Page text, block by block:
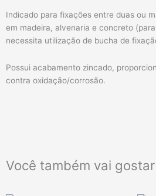
55
mm
quantidade
Indicado para fixações entre duas ou
em madeira, alvenaria e concreto
necessita utilização de bucha de
Possui acabamento zincado,
contra oxidação/corrosão.
Você também vai gostar